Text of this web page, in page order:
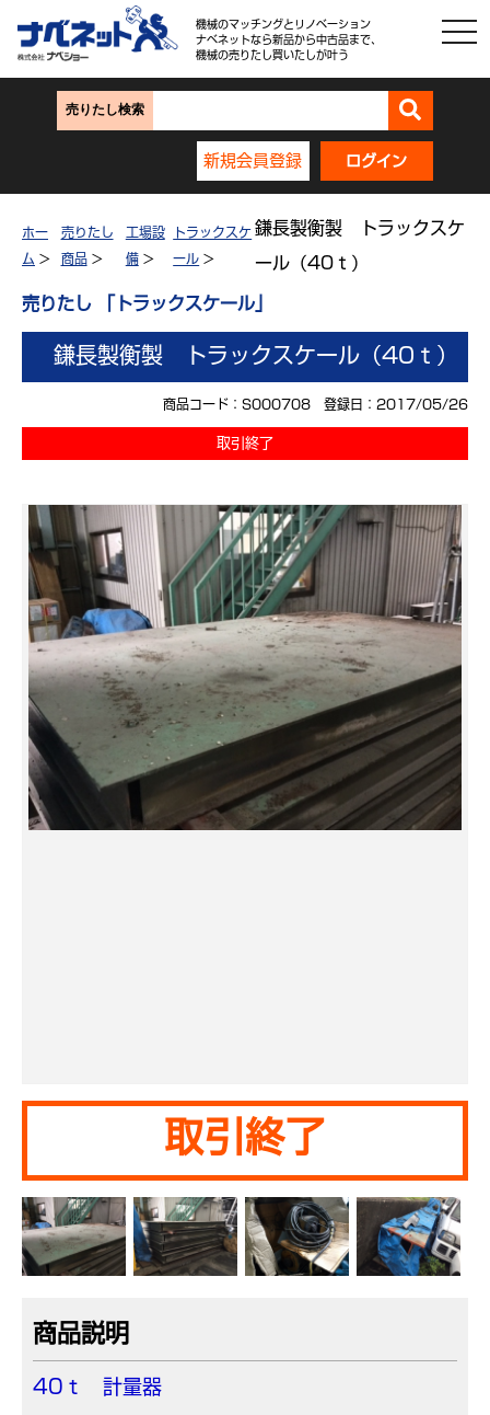
機械のマッチングとリノベーション
ナベネットなら新品から中古品まで、
機械の売りたし買いたしが叶う
売りたし検索
新規会員登録 ログイン
ホー
ム >
売りたし
商品>
工場設
備>
トラックスケ
ール >
鎌長製衡製 トラックスケ
ール（40ｔ）
売りたし 「トラックスケール」
鎌長製衡製 トラックスケール（40ｔ）
商品コード：S000708 登録日：2017/05/26
取引終了
取引終了
商品説明
40ｔ 計量器